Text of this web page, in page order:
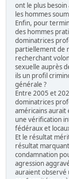
ont le plus
les hommes
Enfin, pour
des hommes
dominatrices
partiellement de
recherchant
sexuelle auprès
ils un profil
générale ?
Entre 2005 et
dominatrices
américains aurait
une vérification
fédéraux et
Et le résultat
résultat
condamnation
agression
auraient observé